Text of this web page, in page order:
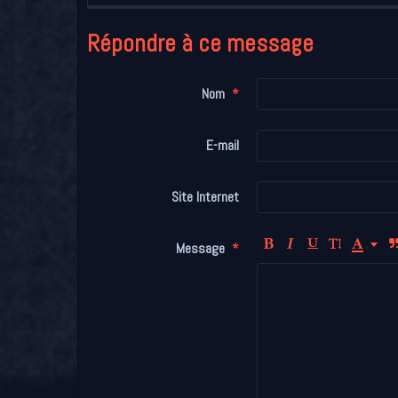
Répondre à ce message
Nom
E-mail
Site Internet
Message